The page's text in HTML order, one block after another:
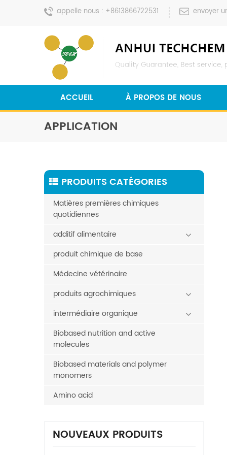
appelle nous : +8613866722531 envoyer
ACCUEIL À PROPOS DE NOUS
APPLICATION
PRODUITS CATÉGORIES
Matières premières chimiques
quotidiennes
additif alimentaire
produit chimique de base
Médecine vétérinaire
produits agrochimiques
intermédiaire organique
Biobased nutrition and active
molecules
Biobased materials and polymer
monomers
Amino acid
NOUVEAUX PRODUITS